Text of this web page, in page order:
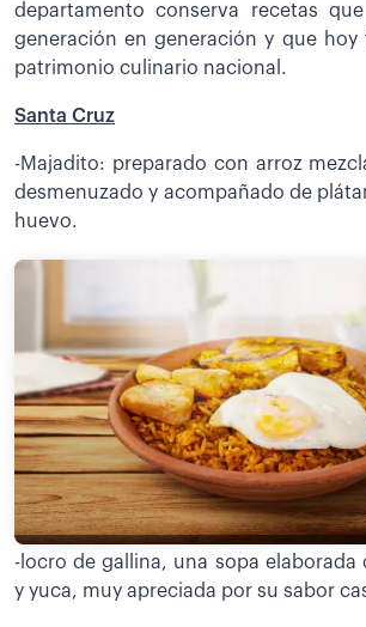
departamento conserva recetas
generación en generación y que hoy
patrimonio culinario nacional.
Santa Cruz
-Majadito: preparado con arroz
desmenuzado y acompañado de
huevo.
-locro de gallina, una sopa elaborada
y yuca, muy apreciada por su sabor